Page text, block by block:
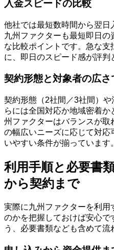
入金スピードの比較
他社では最短数時間から翌日
九州ファクターも最短即日
な比較ポイントです。急な支
に、即日のスピード感が評判
契約形態と対象者の広さ
契約形態（2社間／3社間）
らには全国対応か地域密着
州ファクターはバランスが
の幅広いニーズに応じて対
いやすい条件が揃っています。
利用手順と必要書
から契約まで
実際に九州ファクターを利
のかを把握しておけば安心で
う、必要書類なども含めて流